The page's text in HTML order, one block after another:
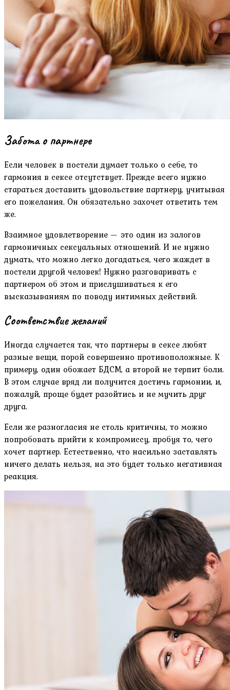
Забота о партнере
Если человек в постели думает только о себе, то
гармония в сексе отсутствует. Прежде всего нужно
стараться доставить удовольствие партнеру, учитывая
его пожелания. Он обязательно захочет ответить тем
же.
Взаимное удовлетворение — это один из залогов
гармоничных сексуальных отношений. И не нужно
думать, что можно легко догадаться, чего жаждет в
постели другой человек! Нужно разговаривать с
партнером об этом и прислушиваться к его
высказываниям по поводу интимных действий.
Соответствие желаний
Иногда случается так, что партнеры в сексе любят
разные вещи, порой совершенно противоположные. К
примеру, один обожает БДСМ, а второй не терпит боли.
В этом случае вряд ли получится достичь гармонии, и,
пожалуй, проще будет разойтись и не мучить друг
друга.
Если же разногласия не столь критичны, то можно
попробовать прийти к компромиссу, пробуя то, чего
хочет партнер. Естественно, что насильно заставлять
ничего делать нельзя, на это будет только негативная
реакция.